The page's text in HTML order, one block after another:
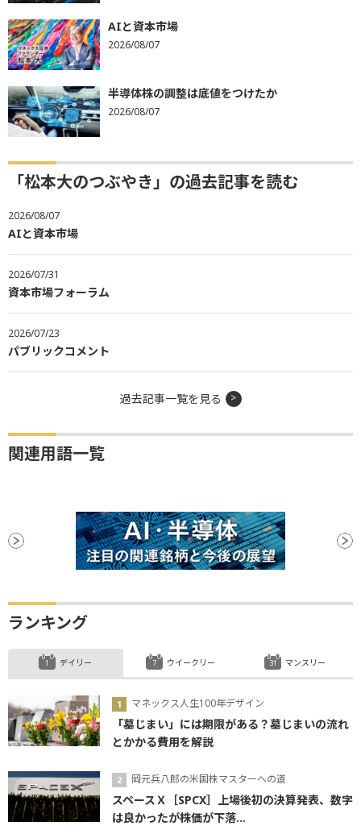
AIと資本市場
2026/08/07
半導体株の調整は底値をつけたか
2026/08/07
「松本大のつぶやき」の過去記事を読む
2026/08/07
AIと資本市場
2026/07/31
資本市場フォーラム
2026/07/23
パブリックコメント
過去記事一覧を見る
関連用語一覧
ランキング
デイリー
マネックス人生100年デザイン
「墓じまい」には期限がある？墓じまいの流れ
とかかる費用を解説
岡元兵八郎の米国株マスターへの道
スペースＸ［SPCX］上場後初の決算発表、数字
は良かったが株価が下落...
ウイークリー マンスリー